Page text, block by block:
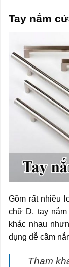
Tay nắm
Gồm rất nhiều
chữ D, tay
khác nhau
dụng dễ cầm
Tham